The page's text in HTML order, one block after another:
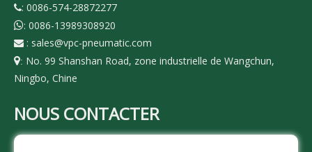
: 0086-574-28872277
: 0086-13989308920
 : sales@vpc-pneumatic.com
: No. 99 Shanshan Road, zone industrielle de Wangchun,
Ningbo, Chine
NOUS CONTACTER